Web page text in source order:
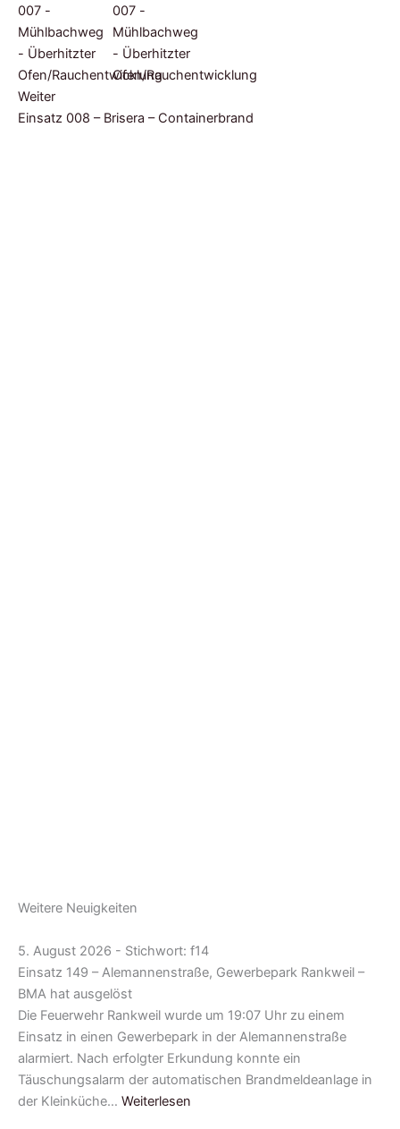
Weiter
Einsatz 008 – Brisera – Containerbrand
Weitere Neuigkeiten
5. August 2026 - Stichwort: f14
Einsatz 149 – Alemannenstraße, Gewerbepark Rankweil –
BMA hat ausgelöst
Die Feuerwehr Rankweil wurde um 19:07 Uhr zu einem
Einsatz in einen Gewerbepark in der Alemannenstraße
alarmiert. Nach erfolgter Erkundung konnte ein
Täuschungsalarm der automatischen Brandmeldeanlage in
der Kleinküche… Weiterlesen